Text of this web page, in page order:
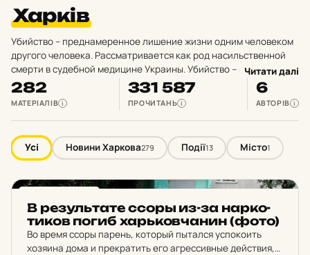
Харків
Убийство – преднамеренное лишение жизни одним человеком
другого человека. Рассматривается как род насильственной
смерти в судебной медицине Украины. Убийство – морально
осуждаемое и криминально наказуемое действие. В этом
разделе вы найдете новости об убийствах Харькова, убийствах
Харьковской области. Также здесь можно прочитать о
раскрытых убийствах Харькова, о судебных делах, связанных с
убийствами.
Читати далі
282
МАТЕРІАЛІВ i
331 587
ПРОЧИТАНЬ i
6
АВТОРІВ i
Усі Новини Харкова279 Події13 Місто1
В ре­зуль­та­те ссоры из-за нар­ко­
ти­ков погиб харь­ков­ча­нин (фото)
Во время ссоры парень, который пытался успокоить
хозяина дома и прекратить его агрессивные действия,